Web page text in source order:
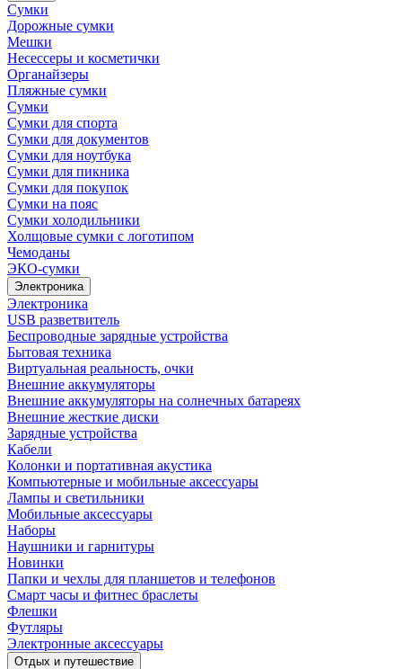
Сумки
Дорожные сумки
Мешки
Несессеры и косметички
Органайзеры
Пляжные сумки
Сумки
Сумки для спорта
Сумки для документов
Сумки для ноутбука
Сумки для пикника
Сумки для покупок
Сумки на пояс
Сумки холодильники
Холщовые сумки с логотипом
Чемоданы
ЭКО-сумки
Электроника
Электроника
USB разветвитель
Беспроводные зарядные устройства
Бытовая техника
Виртуальная реальность, очки
Внешние аккумуляторы
Внешние аккумуляторы на солнечных батареях
Внешние жесткие диски
Зарядные устройства
Кабели
Колонки и портативная акустика
Компьютерные и мобильные аксессуары
Лампы и светильники
Мобильные аксессуары
Наборы
Наушники и гарнитуры
Новинки
Папки и чехлы для планшетов и телефонов
Смарт часы и фитнес браслеты
Флешки
Футляры
Электронные аксессуары
Отдых и путешествие